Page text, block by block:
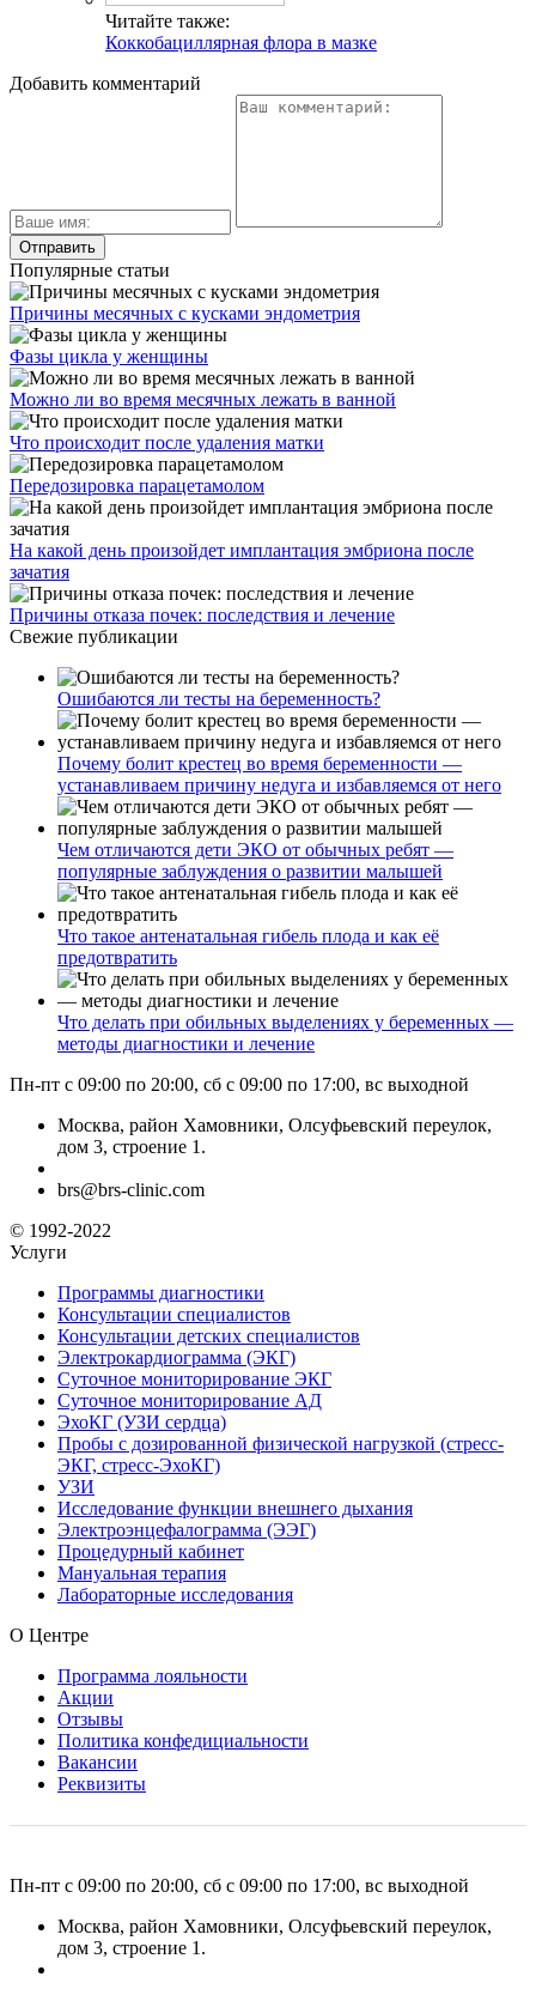
Читайте также:
Коккобациллярная флора в мазке
Добавить комментарий
Популярные статьи
Причины месячных с кусками эндометрия
Фазы цикла у женщины
Можно ли во время месячных лежать в ванной
Что происходит после удаления матки
Передозировка парацетамолом
На какой день произойдет имплантация эмбриона после
зачатия
Причины отказа почек: последствия и лечение
Свежие публикации
Ошибаются ли тесты на беременность?
Почему болит крестец во время беременности —
устанавливаем причину недуга и избавляемся от него
Чем отличаются дети ЭКО от обычных ребят —
популярные заблуждения о развитии малышей
Что такое антенатальная гибель плода и как её
предотвратить
Что делать при обильных выделениях у беременных —
методы диагностики и лечение
Пн-пт с 09:00 по 20:00, сб с 09:00 по 17:00, вс выходной
Москва, район Хамовники, Олсуфьевский переулок,
дом 3, строение 1.
brs@brs-clinic.com
© 1992-2022
Услуги
Программы диагностики
Консультации специалистов
Консультации детских специалистов
Электрокардиограмма (ЭКГ)
Суточное мониторирование ЭКГ
Суточное мониторирование АД
ЭхоКГ (УЗИ сердца)
Пробы с дозированной физической нагрузкой (стресс-
ЭКГ, стресс-ЭхоКГ)
УЗИ
Исследование функции внешнего дыхания
Электроэнцефалограмма (ЭЭГ)
Процедурный кабинет
Мануальная терапия
Лабораторные исследования
О Центре
Программа лояльности
Акции
Отзывы
Политика конфедициальности
Вакансии
Реквизиты
Пн-пт с 09:00 по 20:00, сб с 09:00 по 17:00, вс выходной
Москва, район Хамовники, Олсуфьевский переулок,
дом 3, строение 1.